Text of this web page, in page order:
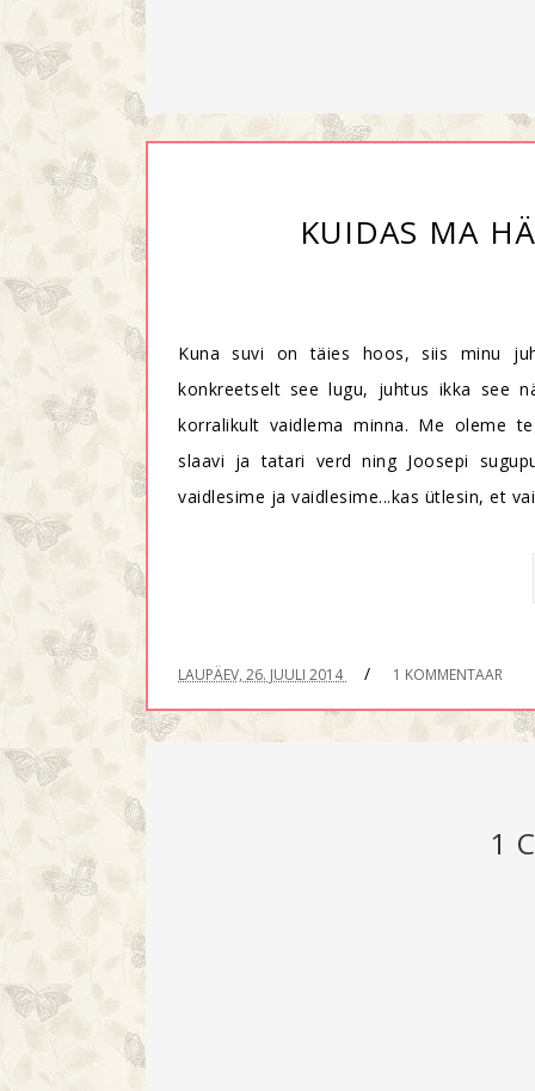
KUIDAS MA
Kuna suvi on täies hoos, siis minu
konkreetselt see lugu, juhtus ikka see
korralikult vaidlema minna. Me oleme
slaavi ja tatari verd ning Joosepi
vaidlesime ja vaidlesime...kas ütlesin, et
LAUPÄEV, 26. JUULI 2014 / 1 KOMMENTAAR
1